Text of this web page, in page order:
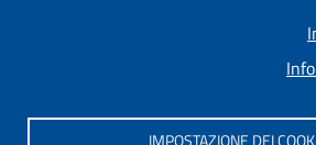
Impostazione dei cookie
IMPOSTAZIONE DEI